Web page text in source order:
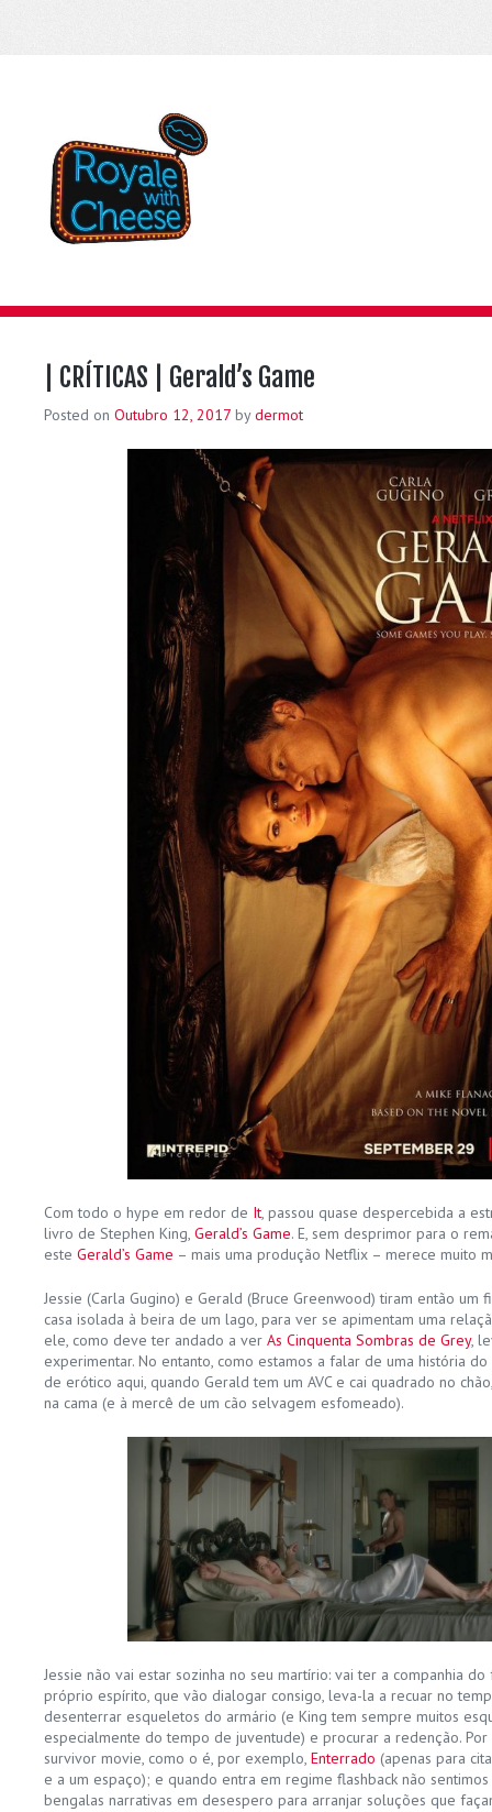
| CRÍTICAS | Gerald’s Game
Posted on Outubro 12, 2017 bydermot
Com todo o hype em redor de It, passou quase despercebida a
livro de Stephen King, Gerald’s Game. E, sem desprimor para o
este Gerald’s Game – mais uma produção Netflix – merece muito
Jessie (Carla Gugino) e Gerald (Bruce Greenwood) tiram então um
casa isolada à beira de um lago, para ver se apimentam uma
ele, como deve ter andado a ver As Cinquenta Sombras de Grey,
experimentar. No entanto, como estamos a falar de uma história
de erótico aqui, quando Gerald tem um AVC e cai quadrado no
na cama (e à mercê de um cão selvagem esfomeado).
Jessie não vai estar sozinha no seu martírio: vai ter a companhia
próprio espírito, que vão dialogar consigo, leva-la a recuar no
desenterrar esqueletos do armário (e King tem sempre muitos
especialmente do tempo de juventude) e procurar a redenção.
survivor movie, como o é, por exemplo, Enterrado (apenas para
e a um espaço); e quando entra em regime flashback não
bengalas narrativas em desespero para arranjar soluções que